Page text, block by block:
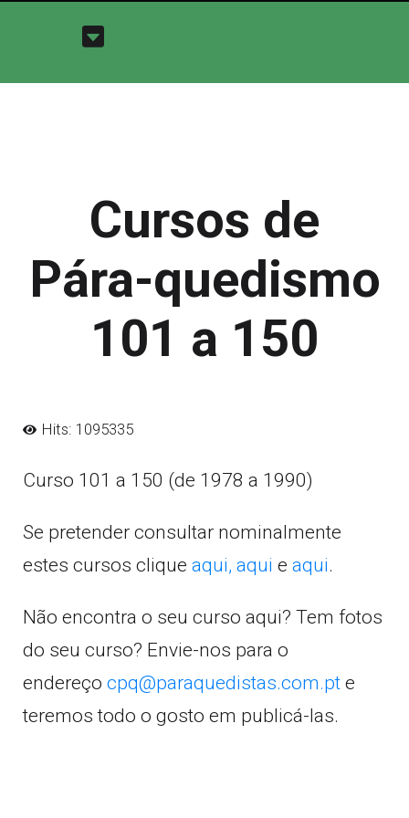
Cursos de
Pára-quedismo
101 a 150
Hits: 1095335
Curso 101 a 150 (de 1978 a 1990)
Se pretender consultar nominalmente
estes cursos clique aqui, aqui e aqui.
Não encontra o seu curso aqui? Tem fotos
do seu curso? Envie-nos para o
endereço cpq@paraquedistas.com.pt e
teremos todo o gosto em publicá-las.